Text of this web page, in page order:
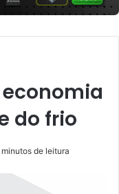
do frio
minutos de leitura